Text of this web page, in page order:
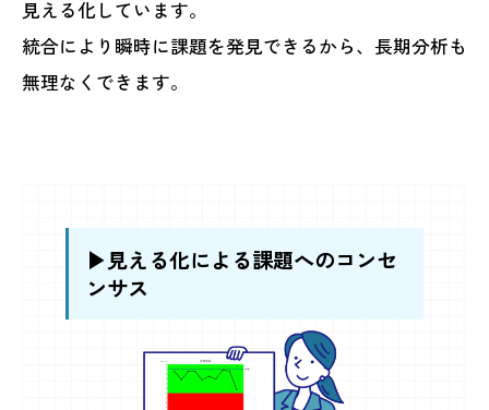
見える化しています。
統合により瞬時に課題を発見できるから、長期分析も
無理なくできます。
▶見える化による課題へのコンセ
ンサス